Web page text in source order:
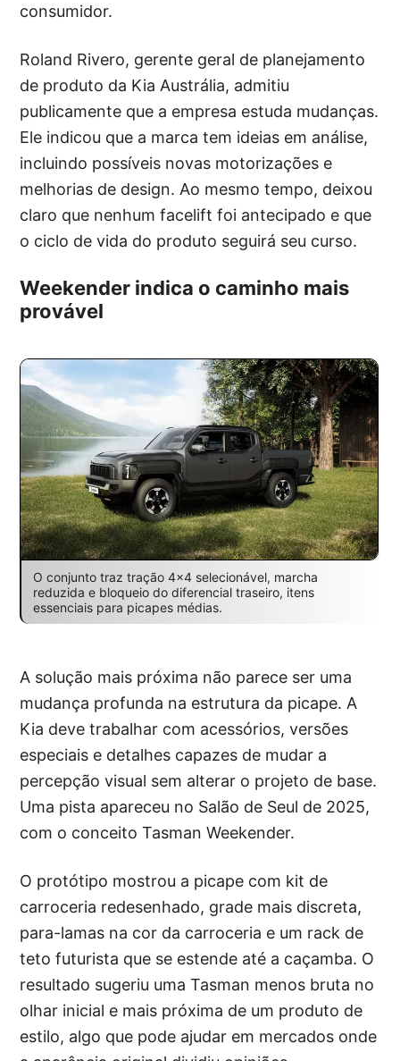
consumidor.
Roland Rivero, gerente geral de planejamento
de produto da Kia Austrália, admitiu
publicamente que a empresa estuda mudanças.
Ele indicou que a marca tem ideias em análise,
incluindo possíveis novas motorizações e
melhorias de design. Ao mesmo tempo, deixou
claro que nenhum facelift foi antecipado e que
o ciclo de vida do produto seguirá seu curso.
Weekender indica o caminho mais
provável
O conjunto traz tração 4×4 selecionável, marcha
reduzida e bloqueio do diferencial traseiro, itens
essenciais para picapes médias.
A solução mais próxima não parece ser uma
mudança profunda na estrutura da picape. A
Kia deve trabalhar com acessórios, versões
especiais e detalhes capazes de mudar a
percepção visual sem alterar o projeto de base.
Uma pista apareceu no Salão de Seul de 2025,
com o conceito Tasman Weekender.
O protótipo mostrou a picape com kit de
carroceria redesenhado, grade mais discreta,
para-lamas na cor da carroceria e um rack de
teto futurista que se estende até a caçamba. O
resultado sugeriu uma Tasman menos bruta no
olhar inicial e mais próxima de um produto de
estilo, algo que pode ajudar em mercados onde